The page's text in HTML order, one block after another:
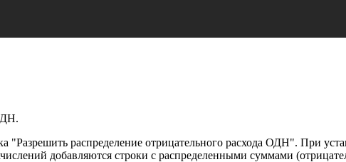
"Разрешить распределение отрицательного расхода ОДН". При
добавляются строки с распределенными суммами